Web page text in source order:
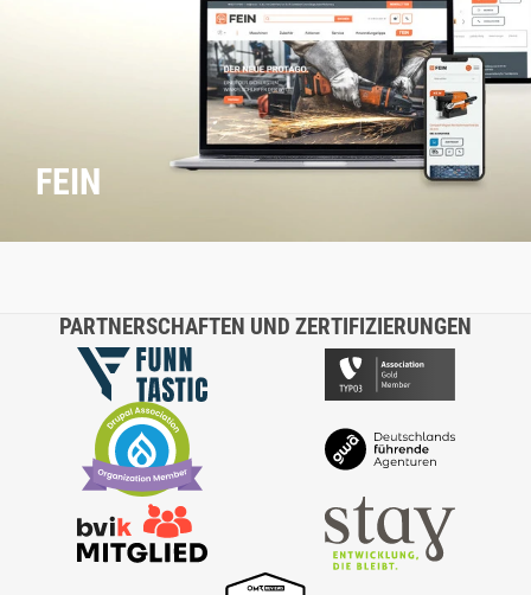
FEIN
PARTNERSCHAFTEN UND ZERTIFIZIERUNGEN